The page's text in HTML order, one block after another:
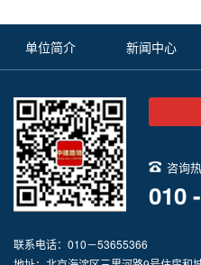
单位简介 新闻中心
咨询
010
联系电话：010－53655366